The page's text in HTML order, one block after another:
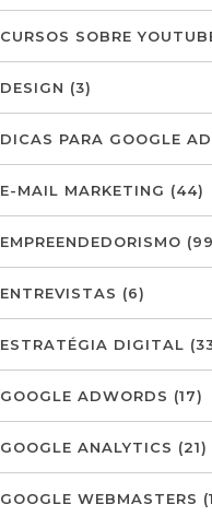
CURSOS SOBRE
DESIGN (3)
DICAS PARA GOOGLE
E-MAIL MARKETING (44)
EMPREENDEDORISMO
ENTREVISTAS (6)
ESTRATÉGIA DIGITAL
GOOGLE ADWORDS (17)
GOOGLE ANALYTICS (21)
GOOGLE WEBMASTERS